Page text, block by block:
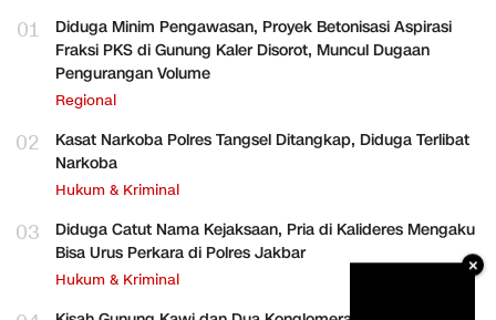
01
Diduga Minim Pengawasan, Proyek Betonisasi Aspirasi
Fraksi PKS di Gunung Kaler Disorot, Muncul Dugaan
Pengurangan Volume
Regional
02
Kasat Narkoba Polres Tangsel Ditangkap, Diduga Terlibat
Narkoba
Hukum & Kriminal
03
Diduga Catut Nama Kejaksaan, Pria di Kalideres Mengaku
Bisa Urus Perkara di Polres Jakbar
Hukum & Kriminal
×